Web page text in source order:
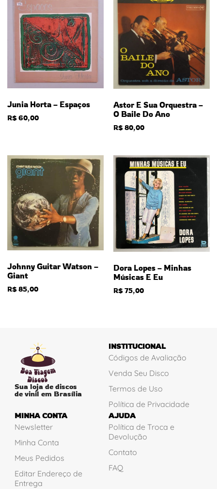
Junia Horta – Espaços
R$60,00
Astor E Sua Orquestra –
O Baile Do Ano
R$80,00
Johnny Guitar Watson –
Giant
R$85,00
Dora Lopes – Minhas
Músicas E Eu
R$75,00
Sua loja de discos
de vinil em Brasília
INSTITUCIONAL
Códigos de Avaliação
Venda Seu Disco
Termos de Uso
Política de Privacidade
MINHA CONTA
Newsletter
Minha Conta
Meus Pedidos
Editar Endereço de
Entrega
AJUDA
Política de Troca e
Devolução
Contato
FAQ